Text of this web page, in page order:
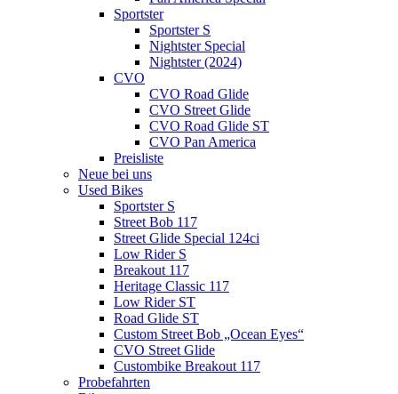
Sportster
Sportster S
Nightster Special
Nightster (2024)
CVO
CVO Road Glide
CVO Street Glide
CVO Road Glide ST
CVO Pan America
Preisliste
Neue bei uns
Used Bikes
Sportster S
Street Bob 117
Street Glide Special 124ci
Low Rider S
Breakout 117
Heritage Classic 117
Low Rider ST
Road Glide ST
Custom Street Bob „Ocean Eyes“
CVO Street Glide
Custombike Breakout 117
Probefahrten